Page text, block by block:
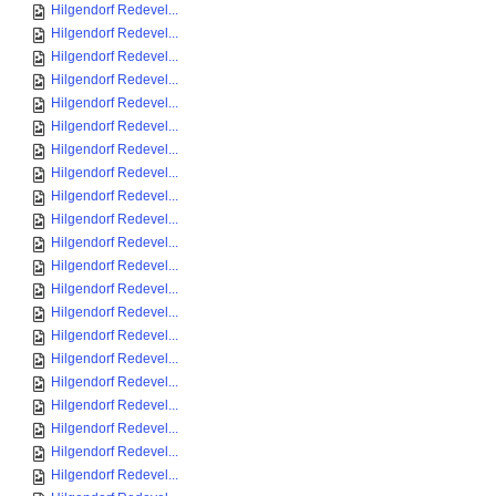
Hilgendorf Redevel...
Hilgendorf Redevel...
Hilgendorf Redevel...
Hilgendorf Redevel...
Hilgendorf Redevel...
Hilgendorf Redevel...
Hilgendorf Redevel...
Hilgendorf Redevel...
Hilgendorf Redevel...
Hilgendorf Redevel...
Hilgendorf Redevel...
Hilgendorf Redevel...
Hilgendorf Redevel...
Hilgendorf Redevel...
Hilgendorf Redevel...
Hilgendorf Redevel...
Hilgendorf Redevel...
Hilgendorf Redevel...
Hilgendorf Redevel...
Hilgendorf Redevel...
Hilgendorf Redevel...